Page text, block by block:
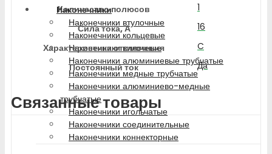
Наконечники
Наконечники втулочные
Наконечники кольцевые
Наконечники вилочные
Наконечники алюминиевые трубчатые
Наконечники медные трубчатые
Наконечники алюминиево-медные
трубчатые
Наконечники игольчатые
Наконечники соединительные
Наконечники коннекторные
Количество полюсов
1
Сила тока, А
16
Характеристика отключения
C
Постоянный ток
Да
Связанные товары